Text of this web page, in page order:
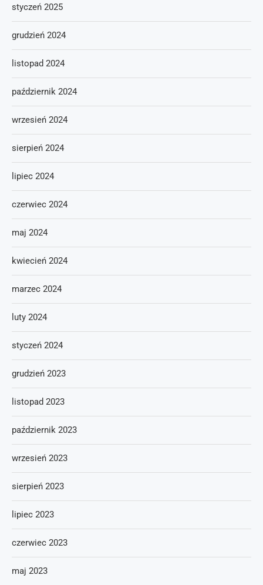
styczeń 2025
grudzień 2024
listopad 2024
październik 2024
wrzesień 2024
sierpień 2024
lipiec 2024
czerwiec 2024
maj 2024
kwiecień 2024
marzec 2024
luty 2024
styczeń 2024
grudzień 2023
listopad 2023
październik 2023
wrzesień 2023
sierpień 2023
lipiec 2023
czerwiec 2023
maj 2023